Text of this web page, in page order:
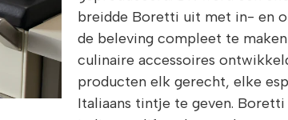
breidde Boretti uit met in- en
de beleving compleet te
culinaire accessoires
producten elk gerecht, elke
Italiaans tintje te geven.